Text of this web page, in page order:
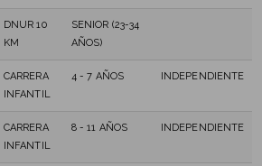
DNUR 10
KM
SENIOR (23-34
AÑOS)
CARRERA
INFANTIL
4 - 7 AÑOS INDEPENDIENTE
CARRERA
INFANTIL
8 - 11 AÑOS INDEPENDIENTE